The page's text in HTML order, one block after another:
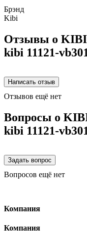
Брэнд
Kibi
Отзывы о KIBI
kibi 11121-
Отзывов ещё нет
Вопросы о
kibi 11121-
Вопросов ещё нет
Компания
Компания